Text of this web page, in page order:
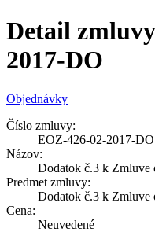
Detail
2017-DO
Objednávky
Číslo zmluvy:
EOZ-426-02-2017-DO
Názov:
Dodatok č.3 k Zmluve
Predmet zmluvy:
Dodatok č.3 k Zmluve
Cena:
Neuvedené